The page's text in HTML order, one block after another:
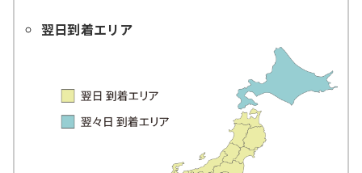
翌日到着エリア